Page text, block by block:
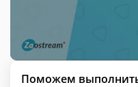
Поможем